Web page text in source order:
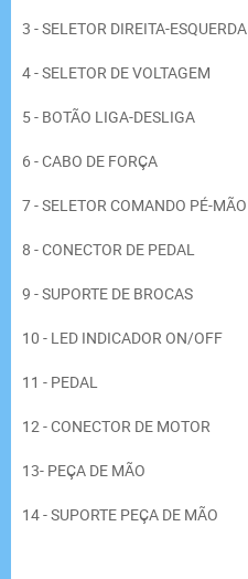
3 - SELETOR DIREITA-ESQUERDA
4 - SELETOR DE VOLTAGEM
5 - BOTÃO LIGA-DESLIGA
6 - CABO DE FORÇA
7 - SELETOR COMANDO PÉ-MÃO
8 - CONECTOR DE PEDAL
9 - SUPORTE DE BROCAS
10 - LED INDICADOR ON/OFF
11 - PEDAL
12 - CONECTOR DE MOTOR
13- PEÇA DE MÃO
14 - SUPORTE PEÇA DE MÃO